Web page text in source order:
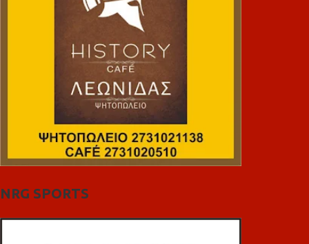
NRG SPORTS